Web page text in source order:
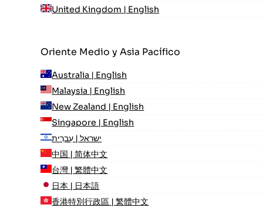
United Kingdom | English
Oriente Medio y Asia Pacífico
Australia | English
Malaysia | English
New Zealand | English
Singapore | English
ישראל | עִברִית
中国 | 简体中文
台灣 | 繁體中文
日本 | 日本語
香港特別行政區 | 繁體中文